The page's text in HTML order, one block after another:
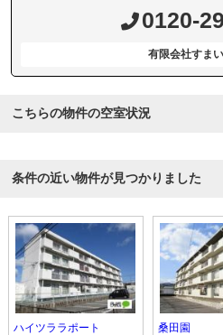
0120-
有限会社すま
こちらの物件の空室状況
条件の近い物件が見つかりました
ハイツララポート
桑田園